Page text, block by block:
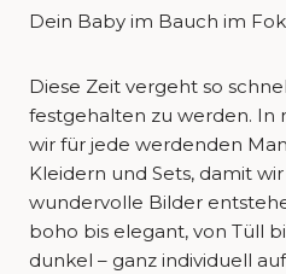
Dein Baby im Bauch im
Diese Zeit vergeht so
festgehalten zu werden. In
wir für jede werdenden
Kleidern und Sets, damit
wundervolle Bilder
boho bis elegant, von Tüll
dunkel – ganz individuell